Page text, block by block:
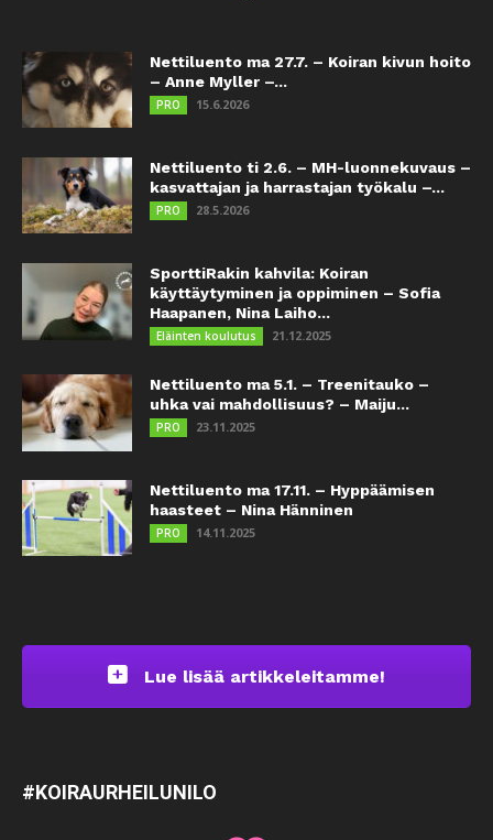
Nettiluento ma 27.7. – Koiran kivun hoito
– Anne Myller –...
PRO 15.6.2026
Nettiluento ti 2.6. – MH-luonnekuvaus –
kasvattajan ja harrastajan työkalu –...
PRO 28.5.2026
SporttiRakin kahvila: Koiran
käyttäytyminen ja oppiminen – Sofia
Haapanen, Nina Laiho...
Eläinten koulutus 21.12.2025
Nettiluento ma 5.1. – Treenitauko –
uhka vai mahdollisuus? – Maiju...
PRO 23.11.2025
Nettiluento ma 17.11. – Hyppäämisen
haasteet – Nina Hänninen
PRO 14.11.2025
Lue lisää artikkeleitamme!
#KOIRAURHEILUNILO